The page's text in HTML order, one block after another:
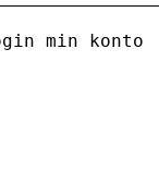
min konto